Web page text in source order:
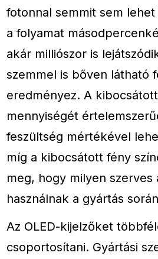
fotonnal semmit sem
a folyamat
akár milliószor is
szemmel is bőven látható
eredményez. A
mennyiségét
feszültség mértékével
míg a kibocsátott fény
meg, hogy milyen szerves
használnak a gyártás
Az OLED-kijelzőket
csoportosítani. Gyártási